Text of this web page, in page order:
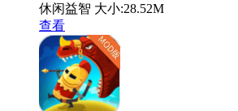
休闲益智 大小:28.52M
查看